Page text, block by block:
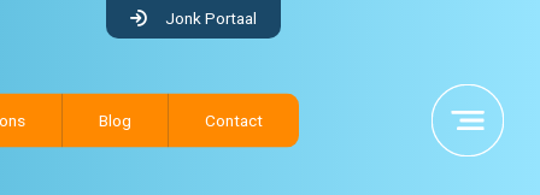
Blog Contact
Jonk Portaal